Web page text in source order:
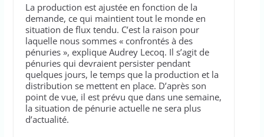
La production est ajustée en fonction de la
demande, ce qui maintient tout le monde en
situation de flux tendu. C’est la raison pour
laquelle nous sommes « confrontés à des
pénuries », explique Audrey Lecoq. Il s’agit de
pénuries qui devraient persister pendant
quelques jours, le temps que la production et la
distribution se mettent en place. D’après son
point de vue, il est prévu que dans une semaine,
la situation de pénurie actuelle ne sera plus
d’actualité.